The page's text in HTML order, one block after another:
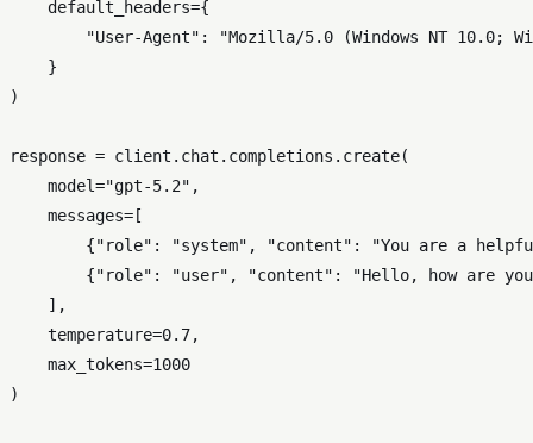
    default_headers={
"User-Agent" :
"Mozilla/5.0 (Windows NT 10.0;
    }
)
response = client.chat.completions.create(
    model=
"gpt-5.2" ,
    messages=[
        {
"role" : "system" , "content" :
"You are a
        {
"role" : "user" , "content" :
"Hello, how are
    ],
    temperature=
0.7,
    max_tokens=
1000
)